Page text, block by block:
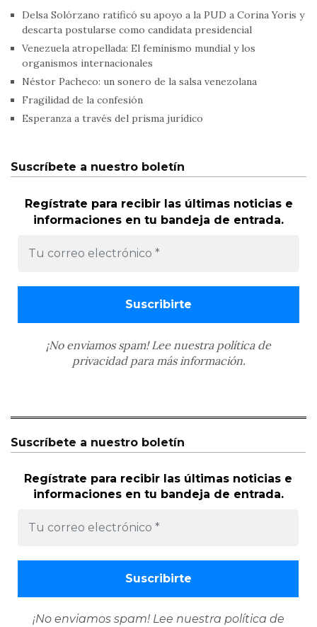
Delsa Solórzano ratificó su apoyo a la PUD a Corina Yoris y
descarta postularse como candidata presidencial
Venezuela atropellada: El feminismo mundial y los
organismos internacionales
Néstor Pacheco: un sonero de la salsa venezolana
Fragilidad de la confesión
Esperanza a través del prisma jurídico
Suscríbete a nuestro boletín
Regístrate para recibir las últimas noticias e
informaciones en tu bandeja de entrada.
¡No enviamos spam! Lee nuestra política de
privacidadpara más información.
Suscríbete a nuestro boletín
Regístrate para recibir las últimas noticias e
informaciones en tu bandeja de entrada.
¡No enviamos spam! Lee nuestra política de